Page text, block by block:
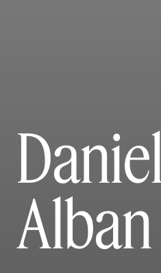
Daniel
Alban